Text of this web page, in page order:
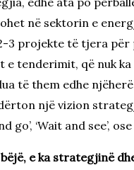
në sektorin e
3 projekte të tjera
tenderimit, që nuk
të them edhe
një vizion
‘Wait and see’, ose
e ka strategjinë